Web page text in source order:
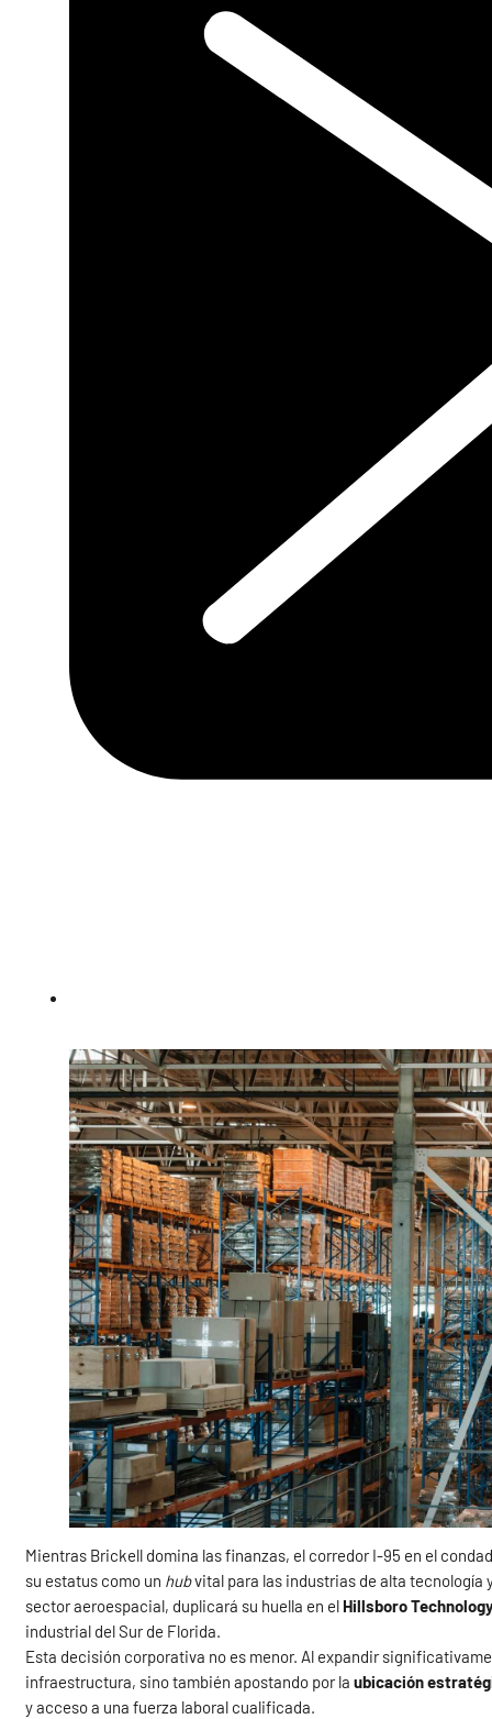
Mientras Brickell domina las finanzas, el corredor I-95 en el
su estatus como un hubvital para las industrias de alta
sector aeroespacial, duplicará su huella en el Hillsboro
industrial del Sur de Florida.
Esta decisión corporativa no es menor. Al expandir
infraestructura, sino también apostando por laubicación
y acceso a una fuerza laboral cualificada.